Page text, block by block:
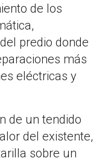
de los
predio donde
más
eléctricas y
de un tendido
del existente,
sobre un